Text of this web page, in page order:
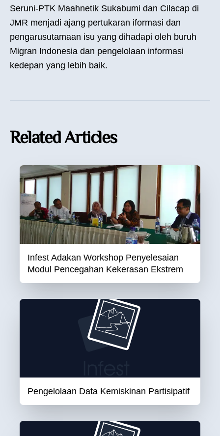
Seruni-PTK Maahnetik Sukabumi dan Cilacap di
JMR menjadi ajang pertukaran iformasi dan
pengarusutamaan isu yang dihadapi oleh buruh
Migran Indonesia dan pengelolaan informasi
kedepan yang lebih baik.
Related Articles
Infest Adakan Workshop Penyelesaian
Modul Pencegahan Kekerasan Ekstrem
Pengelolaan Data Kemiskinan Partisipatif